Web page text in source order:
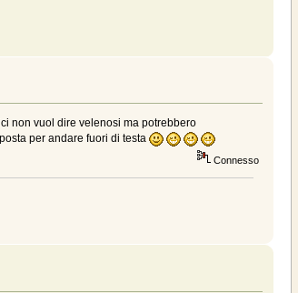
non vuol dire velenosi ma potrebbero
per andare fuori di testa
Connesso